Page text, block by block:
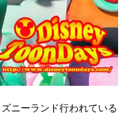
ニーランド行われている